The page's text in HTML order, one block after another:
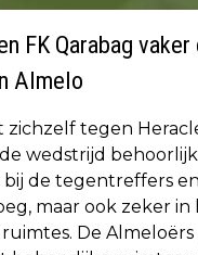
FK Qarabag vaker
Almelo
zichzelf tegen
wedstrijd
de tegentreffers
maar ook zeker in
De